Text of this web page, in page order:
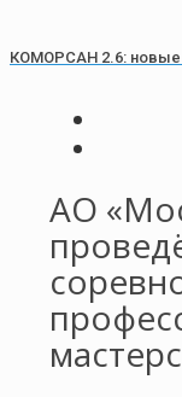
КОМОРСАН 2.6:
АО